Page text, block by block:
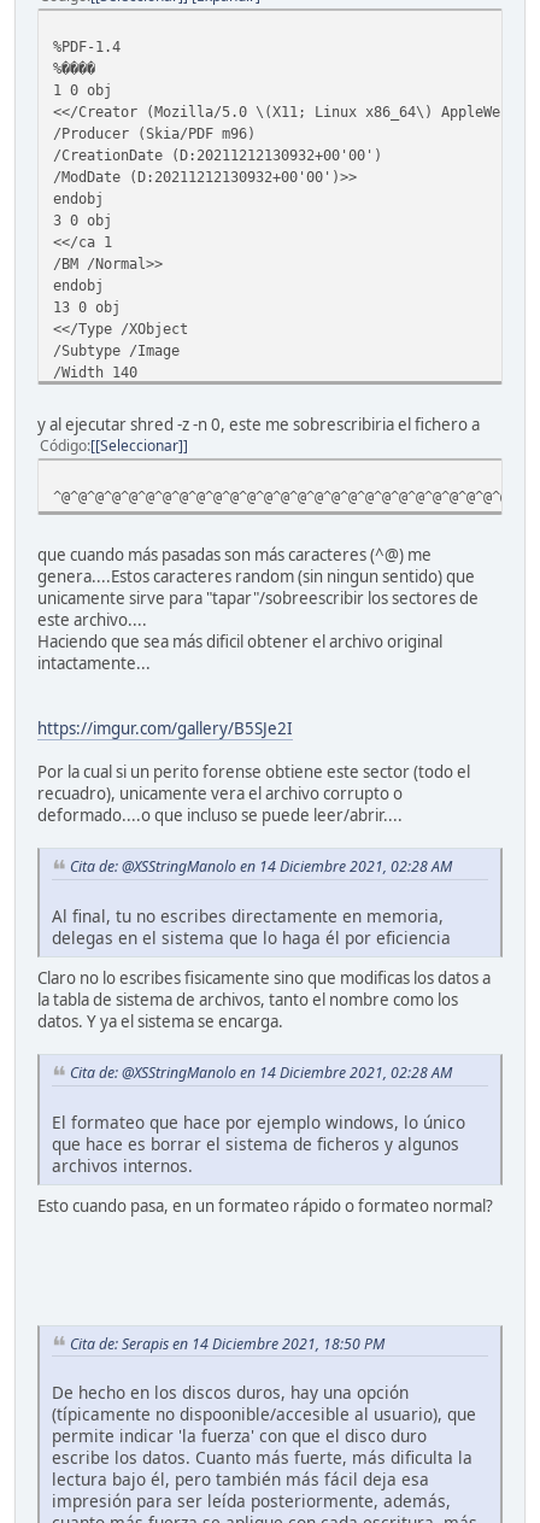
%PDF-1.4
%����
1 0 obj
<</Creator (Mozilla/5.0 \(X11; Linux x86_64\)
/Producer (Skia/PDF m96)
/CreationDate (D:20211212130932+00'00')
/ModDate (D:20211212130932+00'00')>>
endobj
3 0 obj
<</ca 1
/BM /Normal>>
endobj
13 0 obj
<</Type /XObject
/Subtype /Image
/Width 140
/ColorSpace /DeviceRGB
/BitsPerComponent 8
/Filter /DCTDecode
/Length 5982>> stream
^G^G ^G^F
^H ^K^K
^L^O^Y^P^O^N^N^O^^^V^W^R^Y$ &%# #"(-
....
y al ejecutar shred -z -n 0, este me sobrescribiria el fichero a
Código [Seleccionar]
que cuando más pasadas son más caracteres (^@) me
genera....Estos caracteres random (sin ningun sentido) que
unicamente sirve para "tapar"/sobreescribir los sectores de
este archivo....
Haciendo que sea más dificil obtener el archivo original
intactamente...
https://imgur.com/gallery/B5SJe2I
Por la cual si un perito forense obtiene este sector (todo el
recuadro), unicamente vera el archivo corrupto o
deformado....o que incluso se puede leer/abrir....
Cita de: @XSStringManolo en 14 Diciembre 2021, 02:28 AM
Al final, tu no escribes directamente en memoria,
delegas en el sistema que lo haga él por eficiencia
Claro no lo escribes fisicamente sino que modificas los datos a
la tabla de sistema de archivos, tanto el nombre como los
datos. Y ya el sistema se encarga.
Cita de: @XSStringManolo en 14 Diciembre 2021, 02:28 AM
El formateo que hace por ejemplo windows, lo único
que hace es borrar el sistema de ficheros y algunos
archivos internos.
Esto cuando pasa, en un formateo rápido o formateo normal?
Cita de: Serapis en 14 Diciembre 2021, 18:50 PM
De hecho en los discos duros, hay una opción
(típicamente no dispoonible/accesible al usuario), que
permite indicar 'la fuerza' con que el disco duro
escribe los datos. Cuanto más fuerte, más dificulta la
lectura bajo él, pero también más fácil deja esa
impresión para ser leída posteriormente, además,